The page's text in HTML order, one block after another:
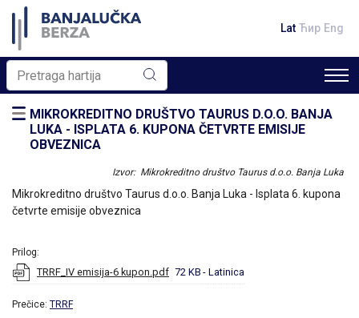
Lat Ћир Eng
MIKROKREDITNO DRUŠTVO TAURUS D.O.O. BANJA
LUKA - ISPLATA 6. KUPONA ČETVRTE EMISIJE
OBVEZNICA
Izvor: Mikrokreditno društvo Taurus d.o.o. Banja Luka
Mikrokreditno društvo Taurus d.o.o. Banja Luka - Isplata 6. kupona
četvrte emisije obveznica
Prilog:
TRRF_IV emisija-6 kupon.pdf 72 KB - Latinica
Prečice: TRRF